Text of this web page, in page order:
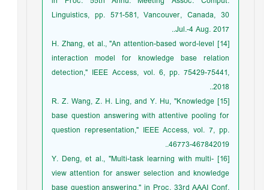
Linguistics, pp. 571-581, Vancouver, Canada, 30
Jul.-4 Aug. 2017..
[14] H. Zhang, et al., "An attention-based word-level
interaction model for knowledge base relation
detection," IEEE Access, vol. 6, pp. 75429-75441,
2018..
[15] R. Z. Wang, Z. H. Ling, and Y. Hu, "Knowledge
base question answering with attentive pooling for
question representation," IEEE Access, vol. 7, pp.
46773-467842019..
[16] Y. Deng, et al., "Multi-task learning with multi-
view attention for answer selection and knowledge